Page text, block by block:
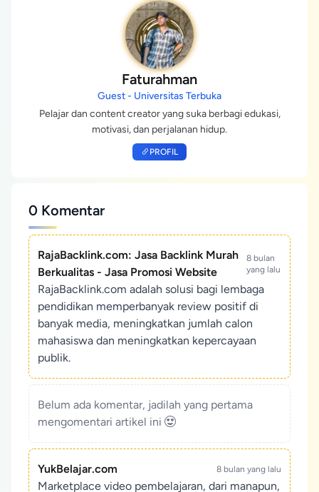
Faturahman
Guest - Universitas Terbuka
Pelajar dan content creator yang suka berbagi edukasi,
motivasi, dan perjalanan hidup.
PROFIL
0 Komentar
RajaBacklink.com: Jasa Backlink Murah
Berkualitas - Jasa Promosi Website
8 bulan
yang lalu
RajaBacklink.com adalah solusi bagi lembaga
pendidikan memperbanyak review positif di
banyak media, meningkatkan jumlah calon
mahasiswa dan meningkatkan kepercayaan
publik.
Belum ada komentar, jadilah yang pertama
mengomentari artikel ini
YukBelajar.com 8 bulan yang lalu
Marketplace video pembelajaran, dari manapun,